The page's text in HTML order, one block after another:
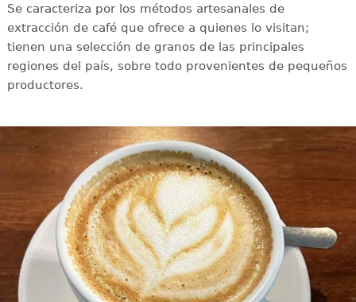
Se caracteriza por los métodos artesanales de
extracción de café que ofrece a quienes lo visitan;
tienen una selección de granos de las principales
regiones del país, sobre todo provenientes de pequeños
productores.